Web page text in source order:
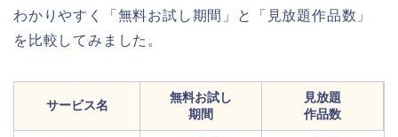
わかりやすく「無料お試し期間」と「見放題作品数」
を比較してみました。
サービス名
無料お試し
期間
見放題
作品数